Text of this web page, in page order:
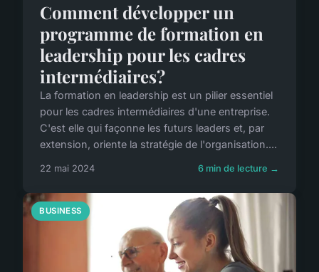
Comment développer un
programme de formation en
leadership pour les cadres
intermédiaires?
La formation en leadership est un pilier essentiel
pour les cadres intermédiaires d'une entreprise.
C'est elle qui façonne les futurs leaders et, par
extension, oriente la stratégie de l'organisation....
22 mai 2024 6 min de lecture →
BUSINESS